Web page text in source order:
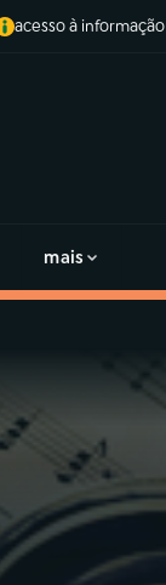
acesso à informação
mais